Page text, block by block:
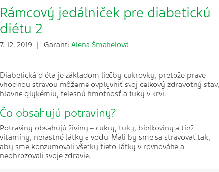
Rámcový jedálniček pre diabetickú
diétu 2
7. 12. 2019 | Garant: Alena Šmahelová
Diabetická diéta je základom liečby cukrovky, pretože práve
vhodnou stravou môžeme ovplyvniť svoj celkový zdravotný stav,
hlavne glykémiu, telesnú hmotnosť a tuky v krvi.
Čo obsahujú potraviny?
Potraviny obsahujú živiny – cukry, tuky, bielkoviny a tiež
vitamíny, nerastné látky a vodu. Mali by sme sa stravovať tak,
aby sme konzumovali všetky tieto látky v rovnováhe a
neohrozovali svoje zdravie.